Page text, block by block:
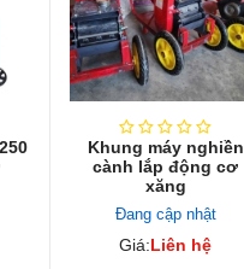
Khung máy nghiền
cành lắp động cơ
xăng
Đang cập nhật
Giá:Liên hệ